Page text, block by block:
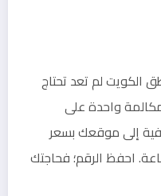
الكويت لم تعد تحتاج
مكالمة واحدة على
إلى موقعك بسعر
احفظ الرقم؛ فحاجتك